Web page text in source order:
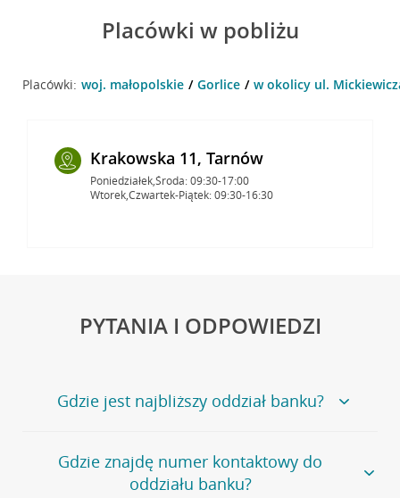
Placówki w pobliżu
Placówki: woj. małopolskie Gorlice w okolicy ul.
Krakowska 11, Tarnów
Poniedziałek,Środa: 09:30-17:00
Wtorek,Czwartek-Piątek: 09:30-16:30
PYTANIA I ODPOWIEDZI
Gdzie jest najbliższy oddział banku?
Jeśli szukasz oddziału naszego banku, zapraszamy na
stronęPlacówki i bankomaty, na której znajduje się
wygodna wyszukiwarka.
Gdzie znajdę numer kontaktowy do
oddziału banku?